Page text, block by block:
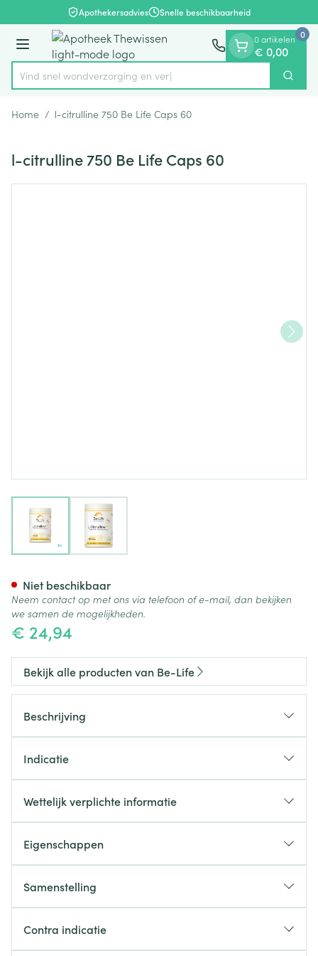
Ga naar de inhoudApothekersadvies Snelle beschikbaarheid
Menu
Product, merk, categorie...
Vind snel wondverzorging Zoek
0 artikelen
€ 0,00
0
Home / l-citrulline 750 Be Life Caps 60
l-citrulline 750 Be Life Caps 60
View larger imageView larger image
€ 24,94
Niet beschikbaar
Neem contact op met ons via telefoon of e-mail, dan bekijken
we samen de mogelijkheden.
Bekijk alle producten van Be-Life
Beschrijving
Indicatie
Wettelijk verplichte informatie
Eigenschappen
Toegestaan voor kinderen (+12jaar)
Plantaardige zuurbestendige capsule
Zonder gluten
Samenstelling
Samenstelling
Contra indicatie